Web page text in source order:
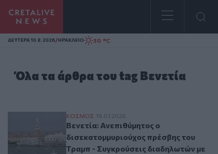
Homepage
ΔΕΥΤΕΡΑ 10.8.2026/ΗΡΑΚΛΕΙΟ 30 °C
Όλα τα άρθρα του tag Βενετία
Βενετία: Ανεπιθύμητος ο
ΚΟΣΜΟΣ 19.07.2026
Βενετία: Ανεπιθύμητος ο
δισεκατομμυριούχος πρέσβης του
Τραμπ - Συγκρούσεις διαδηλωτών με